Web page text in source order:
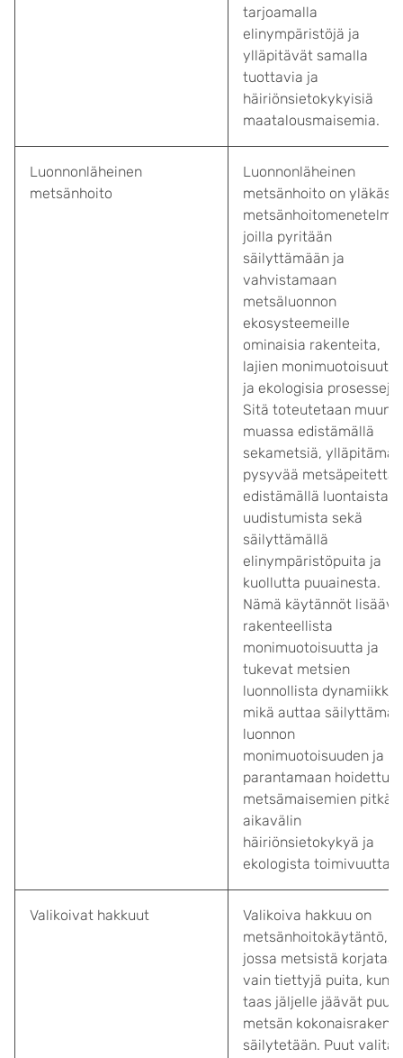
tarjoamalla
elinympäristöjä ja
ylläpitävät samalla
tuottavia ja
häiriönsietokykyisiä
maatalousmaisemia.
Luonnonläheinen
metsänhoito
Luonnonläheinen
metsänhoito on
joilla pyritään
säilyttämään ja
vahvistamaan
metsäluonnon
ekosysteemeille
ominaisia rakenteita,
lajien monimuotoisuutta
ja ekologisia prosesseja.
Sitä toteutetaan muun
muassa edistämällä
sekametsiä,
pysyvää metsäpeitettä,
edistämällä luontaista
uudistumista sekä
säilyttämällä
elinympäristöpuita ja
kuollutta puuainesta.
Nämä käytännöt
rakenteellista
monimuotoisuutta ja
tukevat metsien
luonnollista
mikä auttaa
luonnon
monimuotoisuuden ja
parantamaan
metsämaisemien pitkän
aikavälin
häiriönsietokykyä ja
ekologista toimivuutta.
Valikoivat hakkuut
Valikoiva hakkuu on
metsänhoitokäytäntö,
jossa metsistä korjataan
vain tiettyjä puita, kun
taas jäljelle jäävät puut
metsän
säilytetään. Puut